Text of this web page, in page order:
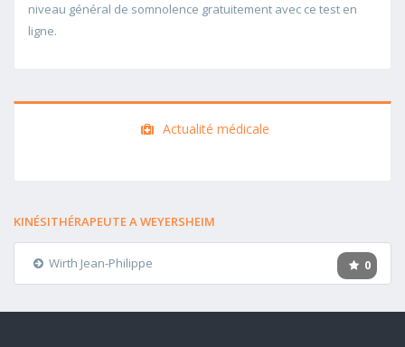
niveau général de somnolence gratuitement avec ce test en
ligne.
Actualité médicale
KINÉSITHÉRAPEUTE A WEYERSHEIM
0
Wirth Jean-Philippe